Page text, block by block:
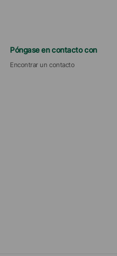
Póngase en contacto con
Encontrar un contacto